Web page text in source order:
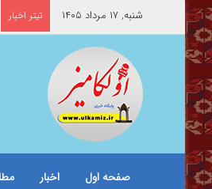
شنبه, ۱۷ مرداد ۱۴۰۵ تیتر اخبار
صفحه اول اخبار